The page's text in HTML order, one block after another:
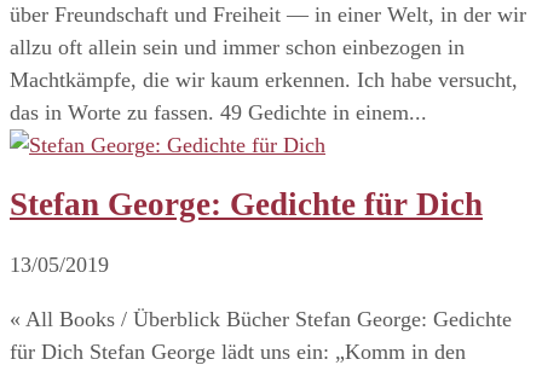
über Freundschaft und Freiheit — in einer Welt, in der wir
allzu oft allein sein und immer schon einbezogen in
Machtkämpfe, die wir kaum erkennen. Ich habe versucht,
das in Worte zu fassen. 49 Gedichte in einem...
Stefan George: Gedichte für Dich
13/05/2019
« All Books / Überblick Bücher Stefan George: Gedichte
für Dich Stefan George lädt uns ein: „Komm in den